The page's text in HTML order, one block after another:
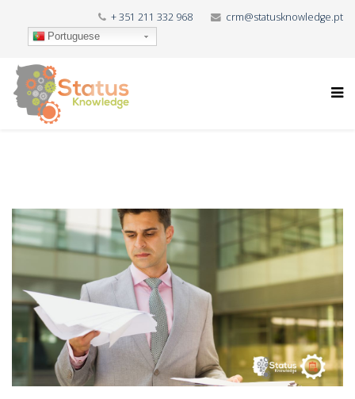
+ 351 211 332 968 crm@statusknowledge.pt
Portuguese